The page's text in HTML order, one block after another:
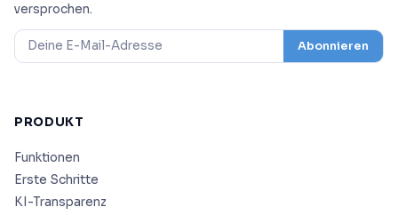
versprochen.
Abonnieren
PRODUKT
Funktionen
Erste Schritte
KI-Transparenz